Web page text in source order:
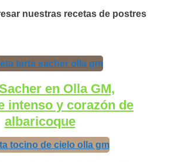
nuestras recetas de postres
en Olla GM,
intenso y corazón de
albaricoque